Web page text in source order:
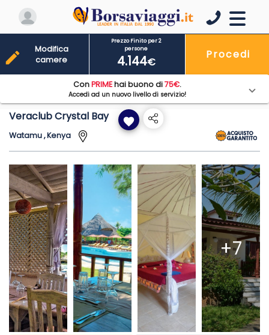
Veraclub Crystal Bay favorite
Watamu , Kenya
+7
Prezzo Finito per 2
persone
4.144€
Procedi
edit
Modifica
camere
ConPRIMEhai buono di75€.
Accedi ad un nuovo livello di servizio!